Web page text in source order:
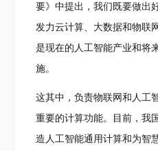
要》中提出，我们既要做出
发力云计算、大数据和物联
是现在的人工智能产业和将
施。
这其中，负责物联网和人工
重要的计算功能。目前，我
造人工智能通用计算和为智